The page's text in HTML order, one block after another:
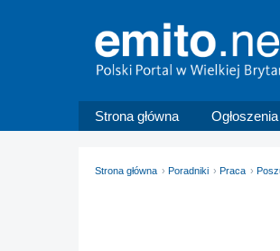
Strona główna Ogłoszenia
Strona główna Poradniki Praca